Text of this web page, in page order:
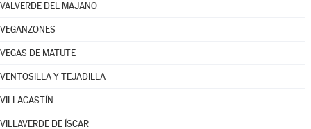
VALVERDE DEL MAJANO
VEGANZONES
VEGAS DE MATUTE
VENTOSILLA Y TEJADILLA
VILLACASTÍN
VILLAVERDE DE ÍSCAR